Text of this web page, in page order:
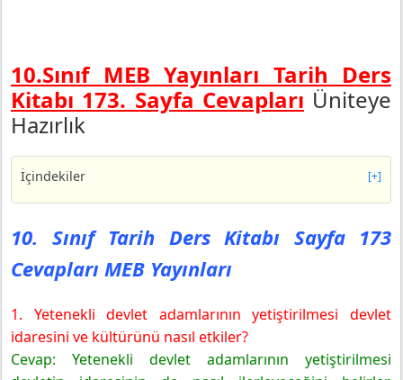
10.Sınıf MEB Yayınları Tarih Ders
Kitabı 173. Sayfa Cevapları Üniteye
Hazırlık
İçindekiler [+]
10. Sınıf Tarih Ders Kitabı Sayfa 173 Cevapları MEB
Yayınları
10. Sınıf Tarih Ders Kitabı Sayfa 173
Cevapları MEB Yayınları
1. Yetenekli devlet adamlarının yetiştirilmesi devlet
idaresini ve kültürünü nasıl etkiler?
Cevap: Yetenekli devlet adamlarının yetiştirilmesi